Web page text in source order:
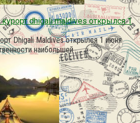
dhigali maldives открылся 1
Dhigali Maldives открылся 1 июня
наибольшей